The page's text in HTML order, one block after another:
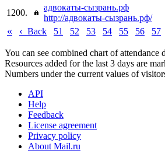
1200.
адвокаты-сызрань.рф
http://адвокаты-сызрань.рф/
« ‹ Back 51 52 53 54 55 56 57
You can see combined chart of
Resources added for the last 3 days are
Numbers under the current values of
API
Help
Feedback
License agreement
Privacy policy
About Mail.ru